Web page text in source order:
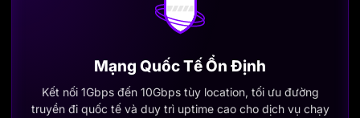
Mạng Quốc Tế Ổn Định
Kết nối 1Gbps đến 10Gbps tùy location, tối ưu đường
truyền đi quốc tế và duy trì uptime cao cho dịch vụ chạy